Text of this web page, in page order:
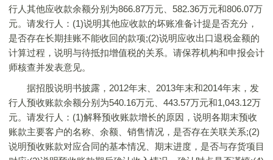
行人其他应收款余额分别为866.87万元、582.36万元和806.07万
元。请发行人：(1)说明其他应收款的坏账准备计提是否充分，
是否存在长期挂账不能收回的款项;(2)说明应收出口退税金额的
计算过程，说明与待抵扣增值税的关系。请保荐机构和申报会计
师核查并发表意见。
据招股说明书披露，2012年末、2013年末和2014年末，发
行人预收账款余额分别为540.16万元、443.57万元和1,043.12万
元。请发行人：(1)解释预收账款增长的原因，说明各期末预收
账款主要客户的名称、余额、销售情况，是否存在关联关系;(2)
说明预收账款对应合同的基本情况、期末进度，是否与存货项目